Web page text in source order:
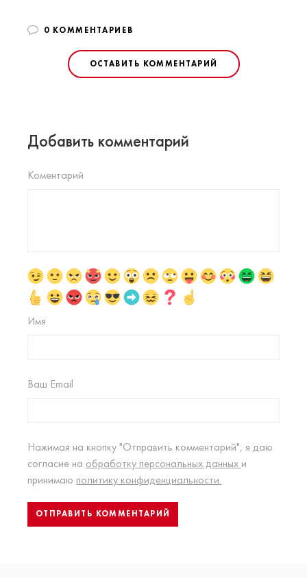
0 КОММЕНТАРИЕВ
ОСТАВИТЬ КОММЕНТАРИЙ
Добавить комментарий
Коментарий
Имя
Ваш Email
Нажимая на кнопку "Отправить комментарий", я даю
согласие на обработку персональных данных и
принимаю политику конфиденциальности.